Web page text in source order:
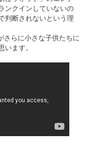
ンクインしていないの
判断されないという理
さらに小さな子供たちに
ます。